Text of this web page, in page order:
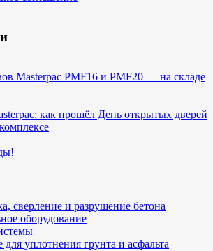
Masterpac PMF16 и PMF20 — на складе
как прошёл День открытых дверей
сверление и разрушение бетона
оборудование
уплотнения грунта и асфальта